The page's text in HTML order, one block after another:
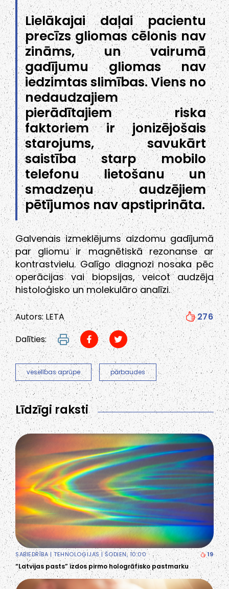
Lielākajai daļai pacientu
precīzs gliomas cēlonis nav
zināms, un vairumā
gadījumu gliomas nav
iedzimtas slimības. Viens no
nedaudzajiem
pierādītajiem riska
faktoriem ir jonizējošais
starojums, savukārt
saistība starp mobilo
telefonu lietošanu un
smadzeņu audzējiem
pētījumos nav apstiprināta.
Galvenais izmeklējums aizdomu gadījumā
par gliomu ir magnētiskā rezonanse ar
kontrastvielu. Galīgo diagnozi nosaka pēc
operācijas vai biopsijas, veicot audzēja
histoloģisko un molekulāro analīzi.
Autors: LETA
276
Dalīties:
veselības aprūpe pārbaudes
Līdzīgi raksti
SABIEDRĪBA|TEHNOLOĢIJAS| ŠODIEN, 10:00 19
“Latvijas pasts” izdos pirmo hologrāfisko pastmarku